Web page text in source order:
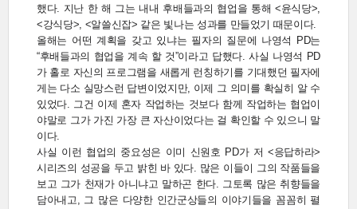
했다. 지난 한 해 그는 내내 후배들과의 협업을 통해 <윤식당>,
<강식당>, <알쓸신잡> 같은 빛나는 성과를 만들었기 때문이다.
올해는 어떤 계획을 갖고 있냐는 필자의 질문에 나영석 PD는
“후배들과의 협업을 계속 할 것”이라고 답했다. 사실 나영석 PD
가 홀로 자신의 프로그램을 새롭게 런칭하기를 기대했던 필자에
게는 다소 실망스런 답변이었지만, 이제 그 의미를 확실히 알 수
있었다. 그건 이제 혼자 작업하는 것보다 함께 작업하는 협업이
야말로 그가 가진 가장 큰 자산이었다는 걸 확인할 수 있으니 말
이다.
사실 이런 협업의 중요성은 이미 신원호 PD가 저 <응답하라>
시리즈의 성공을 두고 밝힌 바 있다. 많은 이들이 그의 작품들을
보고 그가 천재가 아니냐고 말하곤 한다. 그토록 많은 취향들을
담아내고, 그 많은 다양한 인간군상들의 이야기들을 꼼꼼히 펼